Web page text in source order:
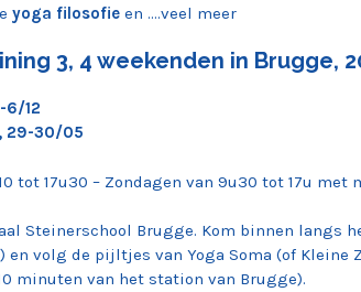
yoga filosofie en ….veel meer
3, 4 weekenden in Brugge,
6/12
29-30/05
tot 17u30 – Zondagen van 9u30 tot 17u met
Steinerschool Brugge. Kom binnen langs
en volg de pijltjes van Yoga Soma (of Kleine
minuten van het station van Brugge).